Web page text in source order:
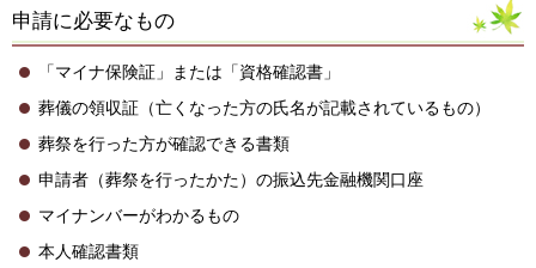
申請に必要なもの
「マイナ保険証」または「資格確認書」
葬儀の領収証（亡くなった方の氏名が記載されているもの）
葬祭を行った方が確認できる書類
申請者（葬祭を行ったかた）の振込先金融機関口座
マイナンバーがわかるもの
本人確認書類